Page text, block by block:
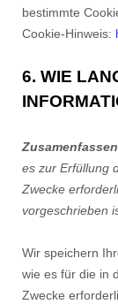
bestimmte
Cookie-Hinweis:
6. WIE
es zur Erfüllung
Zwecke
vorgeschrieben
Wir speichern
wie es für die in
Zwecke